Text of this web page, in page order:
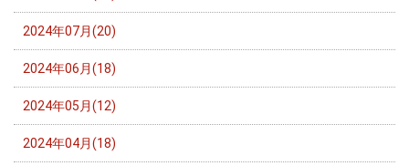
2024年07月(20)
2024年06月(18)
2024年05月(12)
2024年04月(18)